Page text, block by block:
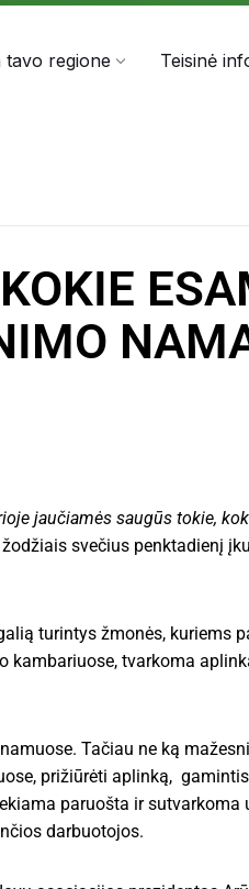
tavo regione Teisinė
jaučiamės saugūs tokie,
svečius penktadienį
turintys žmonės, kuriems
tvarkoma
Tačiau ne ką
prižiūrėti aplinką,
paruošta ir sutvarkoma
darbuotojos.